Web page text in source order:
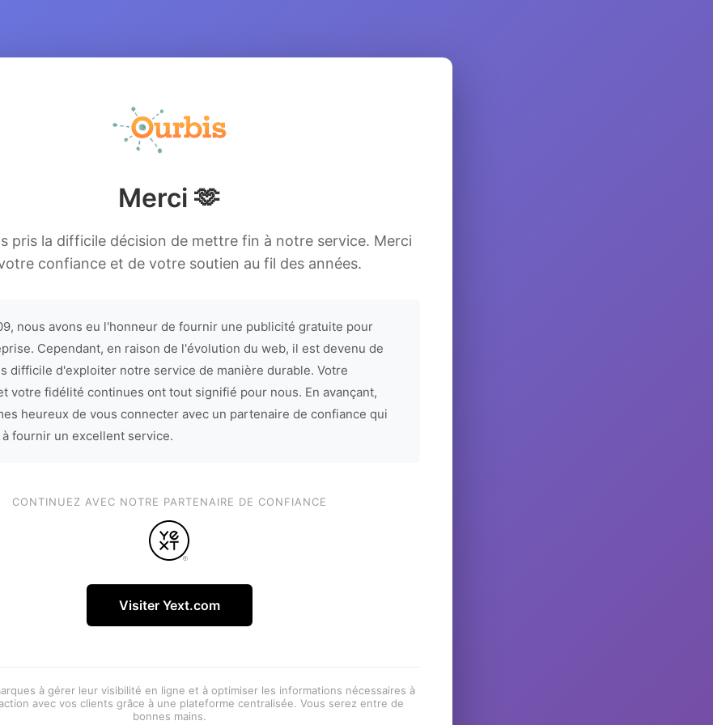
Merci 🫶
pris la difficile décision de mettre fin à notre service. Merci
confiance et de votre soutien au fil des années.
nous avons eu l'honneur de fournir une publicité gratuite pour
Cependant, en raison de l'évolution du web, il est devenu de
difficile d'exploiter notre service de manière durable. Votre
votre fidélité continues ont tout signifié pour nous. En avançant,
heureux de vous connecter avec un partenaire de confiance qui
fournir un excellent service.
CONTINUEZ AVEC NOTRE PARTENAIRE DE CONFIANCE
Visiter Yext.com
à gérer leur visibilité en ligne et à optimiser les informations nécessaires à
avec vos clients grâce à une plateforme centralisée. Vous serez entre de
bonnes mains.